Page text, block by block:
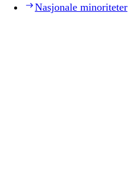
Nasjonale minoriteter